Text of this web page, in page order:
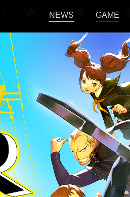
NEWS GAME